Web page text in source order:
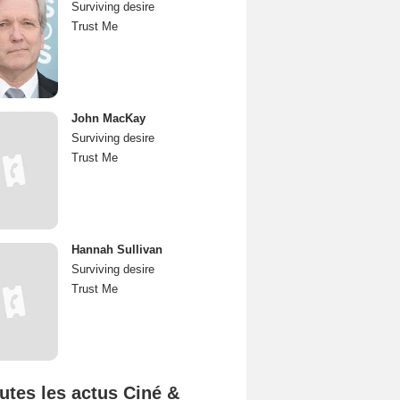
Surviving desire
Trust Me
John MacKay
Surviving desire
Trust Me
Hannah Sullivan
Surviving desire
Trust Me
les actus Ciné &